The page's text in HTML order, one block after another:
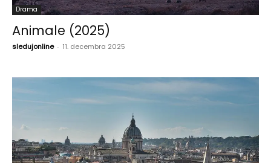
Drama
Animale (2025)
sledujonline - 11. decembra 2025